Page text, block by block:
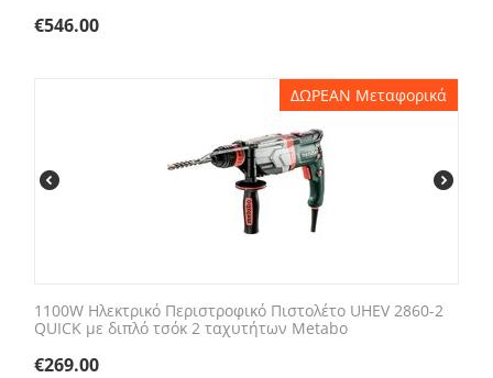
€546.00
ΔΩΡΕΑΝ Μεταφορικά
1100W Ηλεκτρικό Περιστροφικό Πιστολέτο UHEV 2860-2
QUICK με διπλό τσόκ 2 ταχυτήτων Metabo
€269.00